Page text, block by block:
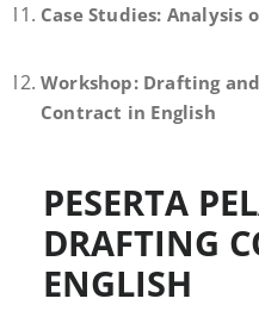
Case Studies: Analysis
Workshop: Drafting
Contract in English
PESERTA
DRAFTING
ENGLISH